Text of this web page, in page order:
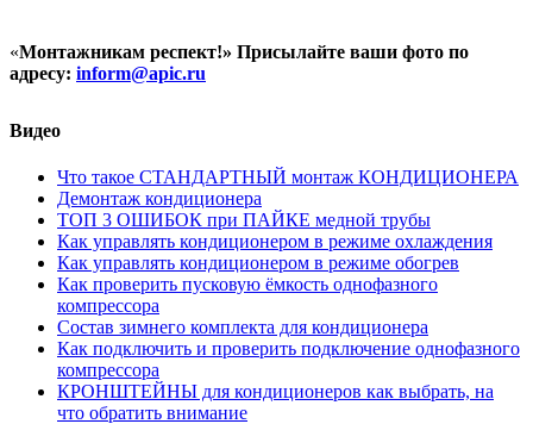
«Монтажникам респект!» Присылайте ваши фото по
адресу: inform@apic.ru
Видео
Что такое СТАНДАРТНЫЙ монтаж КОНДИЦИОНЕРА
Демонтаж кондиционера
ТОП 3 ОШИБОК при ПАЙКЕ медной трубы
Как управлять кондиционером в режиме охлаждения
Как управлять кондиционером в режиме обогрев
Как проверить пусковую ёмкость однофазного
компрессора
Состав зимнего комплекта для кондиционера
Как подключить и проверить подключение однофазного
компрессора
КРОНШТЕЙНЫ для кондиционеров как выбрать, на
что обратить внимание